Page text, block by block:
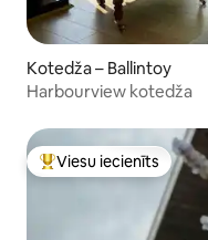
Kotedža – Ballintoy
Harbourview kotedža
Populārs viesu
Viesu iecienīts